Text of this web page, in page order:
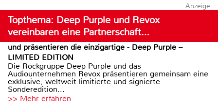
Anzeige
Topthema: Deep Purple und Revox
vereinbaren eine Partnerschaft…
und präsentieren die einzigartige - Deep Purple –
LIMITED EDITION
Die Rockgruppe Deep Purple und das
Audiounternehmen Revox präsentieren gemeinsam eine
exklusive, weltweit limitierte und signierte
Sonderedition...
>> Mehr erfahren